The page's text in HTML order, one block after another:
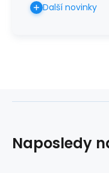
Další novinky
Naposledy